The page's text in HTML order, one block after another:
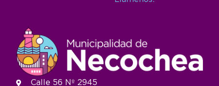
Calle 56 Nº 2945